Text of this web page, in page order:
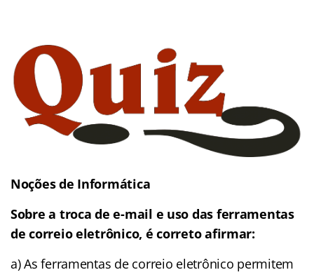
Noções de Informática
Sobre a troca de e-mail e uso das ferramentas
de correio eletrônico, é correto afirmar:
a) As ferramentas de correio eletrônico permitem